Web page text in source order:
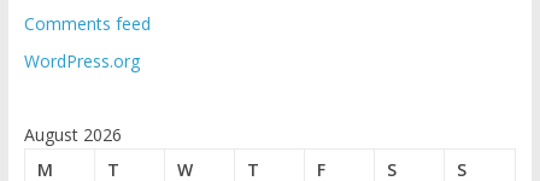
Comments feed
WordPress.org
August 2026
M
T W T F S
S